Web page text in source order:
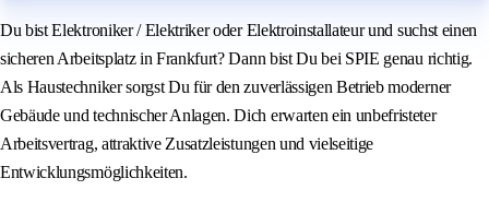
Du bist Elektroniker / Elektriker oder Elektroinstallateur und suchst einen
sicheren Arbeitsplatz in Frankfurt? Dann bist Du bei SPIE genau richtig.
Als Haustechniker sorgst Du für den zuverlässigen Betrieb moderner
Gebäude und technischer Anlagen. Dich erwarten ein unbefristeter
Arbeitsvertrag, attraktive Zusatzleistungen und vielseitige
Entwicklungsmöglichkeiten.